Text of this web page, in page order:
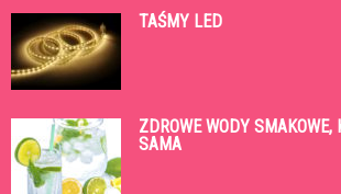
TAŚMY LED
ZDROWE WODY SMAKOWE,
SAMA